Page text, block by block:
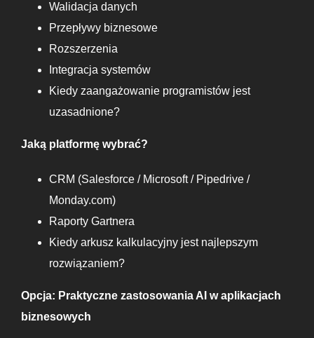
Walidacja danych
Przepływy biznesowe
Rozszerzenia
Integracja systemów
Kiedy zaangażowanie programistów jest
uzasadnione?
Jaką platformę wybrać?
CRM (Salesforce / Microsoft / Pipedrive /
Monday.com)
Raporty Gartnera
Kiedy arkusz kalkulacyjny jest najlepszym
rozwiązaniem?
Opcja: Praktyczne zastosowania AI w aplikacjach
biznesowych